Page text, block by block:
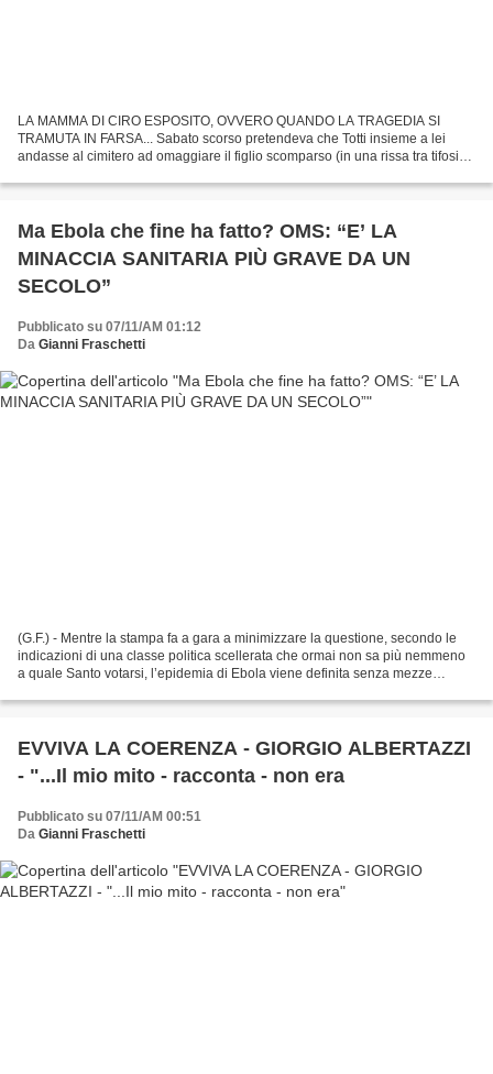
LA MAMMA DI CIRO ESPOSITO, OVVERO QUANDO LA TRAGEDIA SI
TRAMUTA IN FARSA... Sabato scorso pretendeva che Totti insieme a lei
andasse al cimitero ad omaggiare il figlio scomparso (in una rissa tra tifosi),
Ma Ebola che fine ha fatto? OMS: “E’ LA
MINACCIA SANITARIA PIÙ GRAVE DA UN
SECOLO”
Pubblicato su 07/11/AM 01:12
Da Gianni Fraschetti
(G.F.) - Mentre la stampa fa a gara a minimizzare la questione, secondo le
indicazioni di una classe politica scellerata che ormai non sa più nemmeno
a quale Santo votarsi, l’epidemia di Ebola viene definita senza mezze
EVVIVA LA COERENZA - GIORGIO ALBERTAZZI
- "...Il mio mito - racconta - non era
Pubblicato su 07/11/AM 00:51
Da Gianni Fraschetti